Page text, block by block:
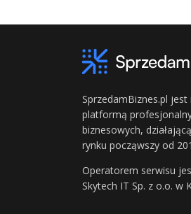
SprzedamBiznes.pl
platformą
biznesowych,
rynku począwszy od
Operatorem serwisu
Skytech IT Sp. z o.o. w